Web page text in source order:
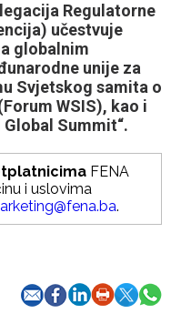
Regulatorne
učestvuje
globalnim
unije za
Svjetskog samita o
WSIS), kao i
Summit“.
FENA
i uslovima
.